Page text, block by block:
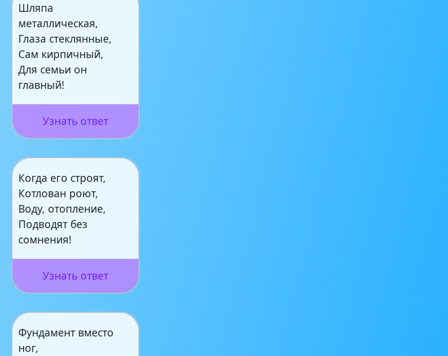
Шляпа
металлическая,
Глаза стеклянные,
Сам кирпичный,
Для семьи он
главный!
Узнать ответ
Когда его строят,
Котлован роют,
Воду, отопление,
Подводят без
сомнения!
Узнать ответ
Фундамент вместо
ног,